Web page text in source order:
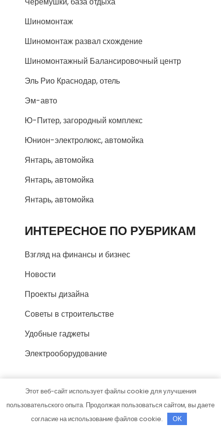
Шиномонтаж
Шиномонтаж развал схождение
Шиномонтажный Балансировочный центр
Эль Рио Краснодар, отель
Эм-авто
Ю-Питер, загородный комплекс
Юнион-электролюкс, автомойка
Янтарь, автомойка
Янтарь, автомойка
Янтарь, автомойка
ИНТЕРЕСНОЕ ПО РУБРИКАМ
Взгляд на финансы и бизнес
Новости
Проекты дизайна
Советы в строительстве
Удобные гаджеты
Электрооборудование
СПАСИБО, ЧТО ВЫБРАЛИ
НАС
Этот веб-сайт использует файлы cookie для улучшения
пользовательского опыта. Продолжая пользоваться сайтом, вы даете
согласие на использование файлов cookie.
OK